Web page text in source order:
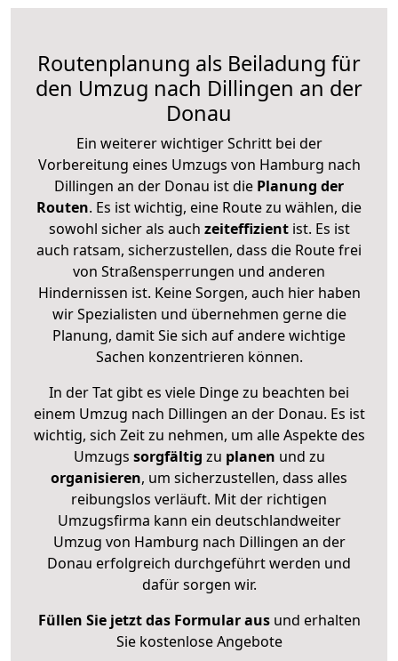
Routenplanung als Beiladung für
den Umzug nach Dillingen an der
Donau
Ein weiterer wichtiger Schritt bei der
Vorbereitung eines Umzugs von Hamburg nach
Dillingen an der Donau ist die Planung der
Routen. Es ist wichtig, eine Route zu wählen, die
sowohl sicher als auch zeiteffizientist. Es ist
auch ratsam, sicherzustellen, dass die Route frei
von Straßensperrungen und anderen
Hindernissen ist. Keine Sorgen, auch hier haben
wir Spezialisten und übernehmen gerne die
Planung, damit Sie sich auf andere wichtige
Sachen konzentrieren können.
In der Tat gibt es viele Dinge zu beachten bei
einem Umzug nach Dillingen an der Donau. Es ist
wichtig, sich Zeit zu nehmen, um alle Aspekte des
Umzugs sorgfältig zu planen und zu
organisieren, um sicherzustellen, dass alles
reibungslos verläuft. Mit der richtigen
Umzugsfirma kann ein deutschlandweiter
Umzug von Hamburg nach Dillingen an der
Donau erfolgreich durchgeführt werden und
dafür sorgen wir.
Füllen Sie jetzt das Formular ausund erhalten
Sie kostenlose Angebote